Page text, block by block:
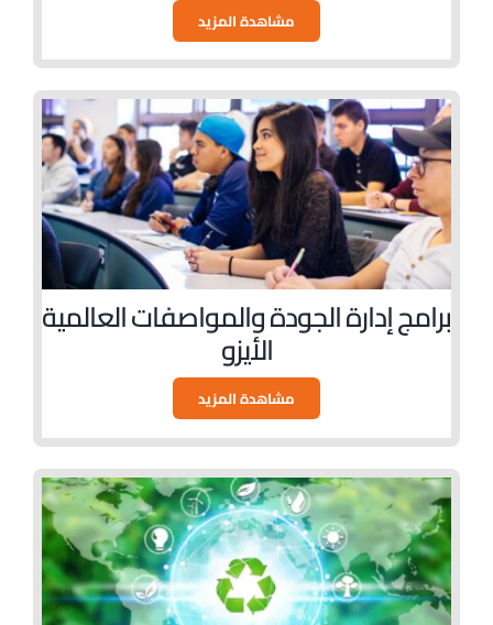
مشاهدة المزيد
برامج إدارة الجودة والمواصفات العالمية
الأيزو
مشاهدة المزيد